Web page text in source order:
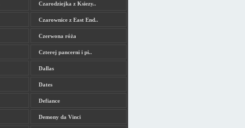
Czarodziejka z Ksiezy..
Czarownice z East End..
Czerwona róża
Czterej pancerni i pi..
Dallas
Dates
Defiance
Demony da Vinci